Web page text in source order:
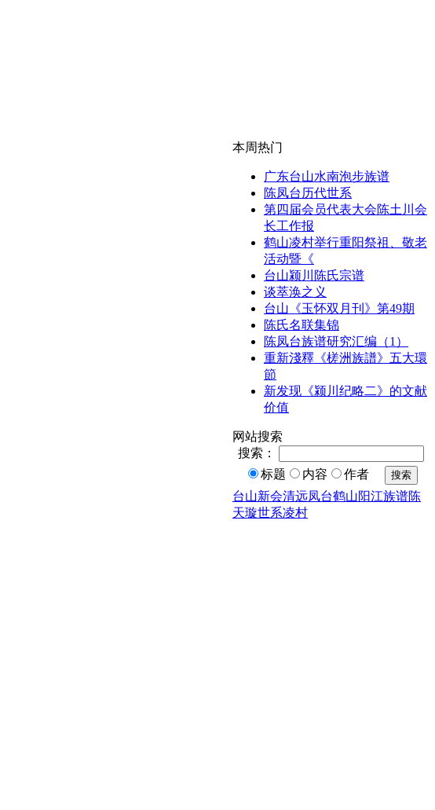
本周热门
广东台山水南泡步族谱
陈凤台历代世系
第四届会员代表大会陈土川会
长工作报
鹤山凌村举行重阳祭祖、敬老
活动暨《
台山颍川陈氏宗谱
谈萃涣之义
台山《玉怀双月刊》第49期
陈氏名联集锦
陈凤台族谱研究汇编（1）
重新淺釋《槎洲族譜》五大環
節
新发现《颍川纪略二》的文献
价值
网站搜索
搜索：
标题
内容 作者 搜索
台山新会清远凤台鹤山阳江族谱陈
天璇世系凌村